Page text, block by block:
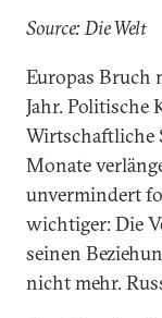
Source: Die Welt
Europas Bruch
Jahr. Politische
Wirtschaftliche
Monate
unvermindert
wichtiger: Die
seinen
nicht mehr.